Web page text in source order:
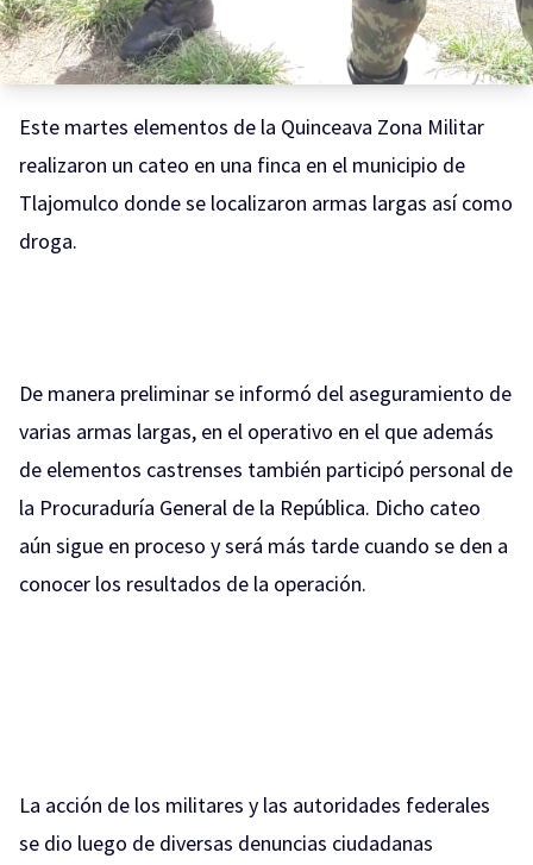
Este martes elementos de la Quinceava Zona Militar
realizaron un cateo en una finca en el municipio de
Tlajomulco donde se localizaron armas largas así como
droga.
De manera preliminar se informó del aseguramiento de
varias armas largas, en el operativo en el que además
de elementos castrenses también participó personal de
la Procuraduría General de la República. Dicho cateo
aún sigue en proceso y será más tarde cuando se den a
conocer los resultados de la operación.
La acción de los militares y las autoridades federales
se dio luego de diversas denuncias ciudadanas